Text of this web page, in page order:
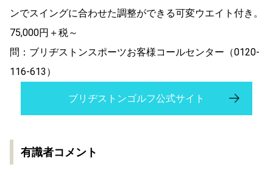
ンでスイングに合わせた調整ができる可変ウエイト付き。
75,000円＋税～
問：ブリヂストンスポーツお客様コールセンター（0120-
116-613）
ブリヂストンゴルフ公式サイト
有識者コメント